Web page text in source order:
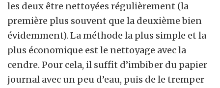
les deux être nettoyées régulièrement (la
première plus souvent que la deuxième bien
évidemment). La méthode la plus simple et la
plus économique est le nettoyage avec la
cendre. Pour cela, il suffit d’imbiber du papier
journal avec un peu d’eau, puis de le tremper